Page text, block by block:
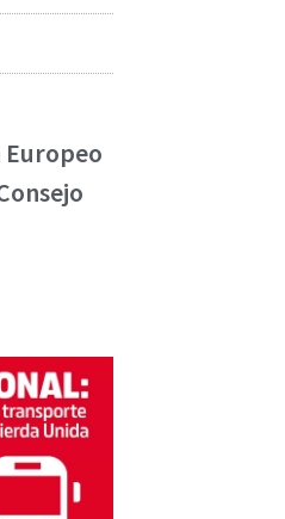
Europeo